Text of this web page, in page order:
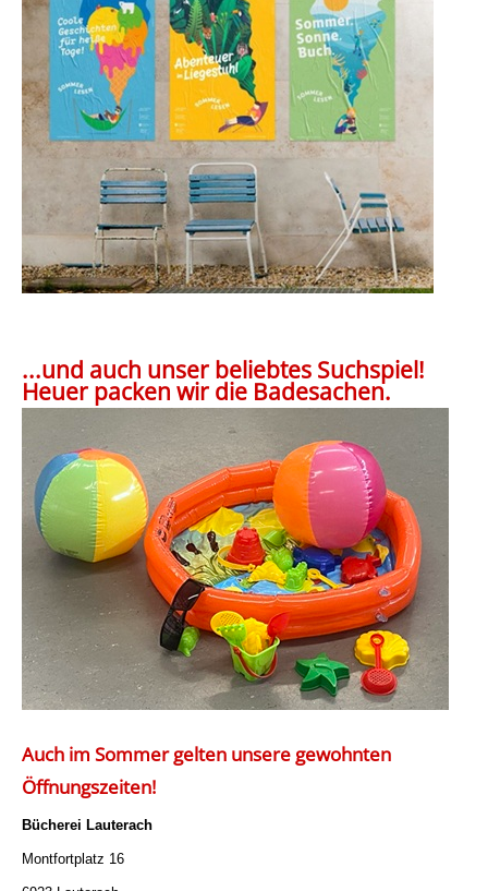
...und auch unser beliebtes Suchspiel!
Heuer packen wir die Badesachen.
Auch im Sommer gelten unsere gewohnten
Öffnungszeiten!
Bücherei Lauterach
Montfortplatz 16